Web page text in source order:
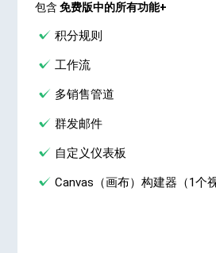
包含免费版中的所有功能+
积分规则
工作流
多销售管道
群发邮件
自定义仪表板
Canvas（画布）构建器（1个